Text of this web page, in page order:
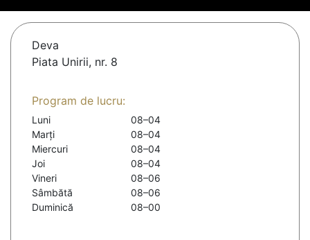
Deva
Piata Unirii, nr. 8
Program de lucru:
Luni
08–04
Marți
08–04
Miercuri
08–04
Joi
08–04
Vineri
08–06
Sâmbătă
08–06
Duminică
08–00